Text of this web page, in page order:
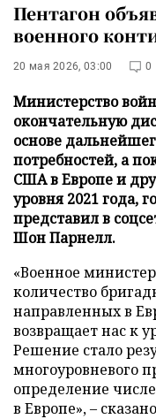
Пентагон
военного
20 мая 2026, 03:00 0
Министерство
окончательную
основе
потребностей, а
США в Европе и
уровня 2021 года,
представил в
Шон Парнелл.
«Военное
количество
направленных в
возвращает нас к
Решение стало
многоуровневого
определение
в Европе», –